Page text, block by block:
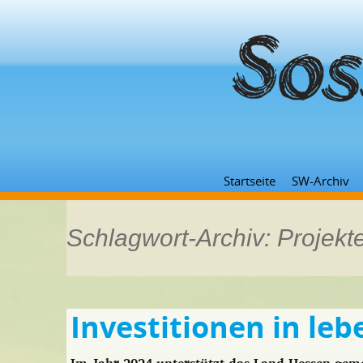
Startseite SW-Archiv
Schlagwort-Archiv:
Investitionen in